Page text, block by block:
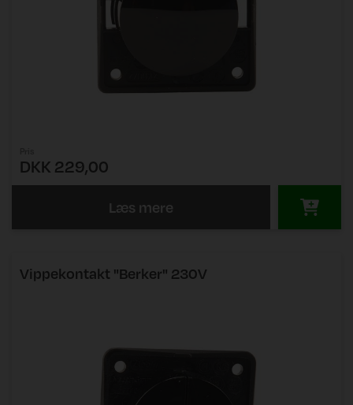
DKK 229,00
Læs mere
Vippekontakt "Berker" 230V